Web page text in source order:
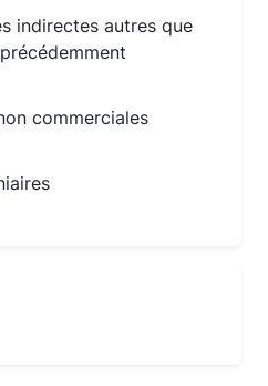
indirectes autres que
commerciales